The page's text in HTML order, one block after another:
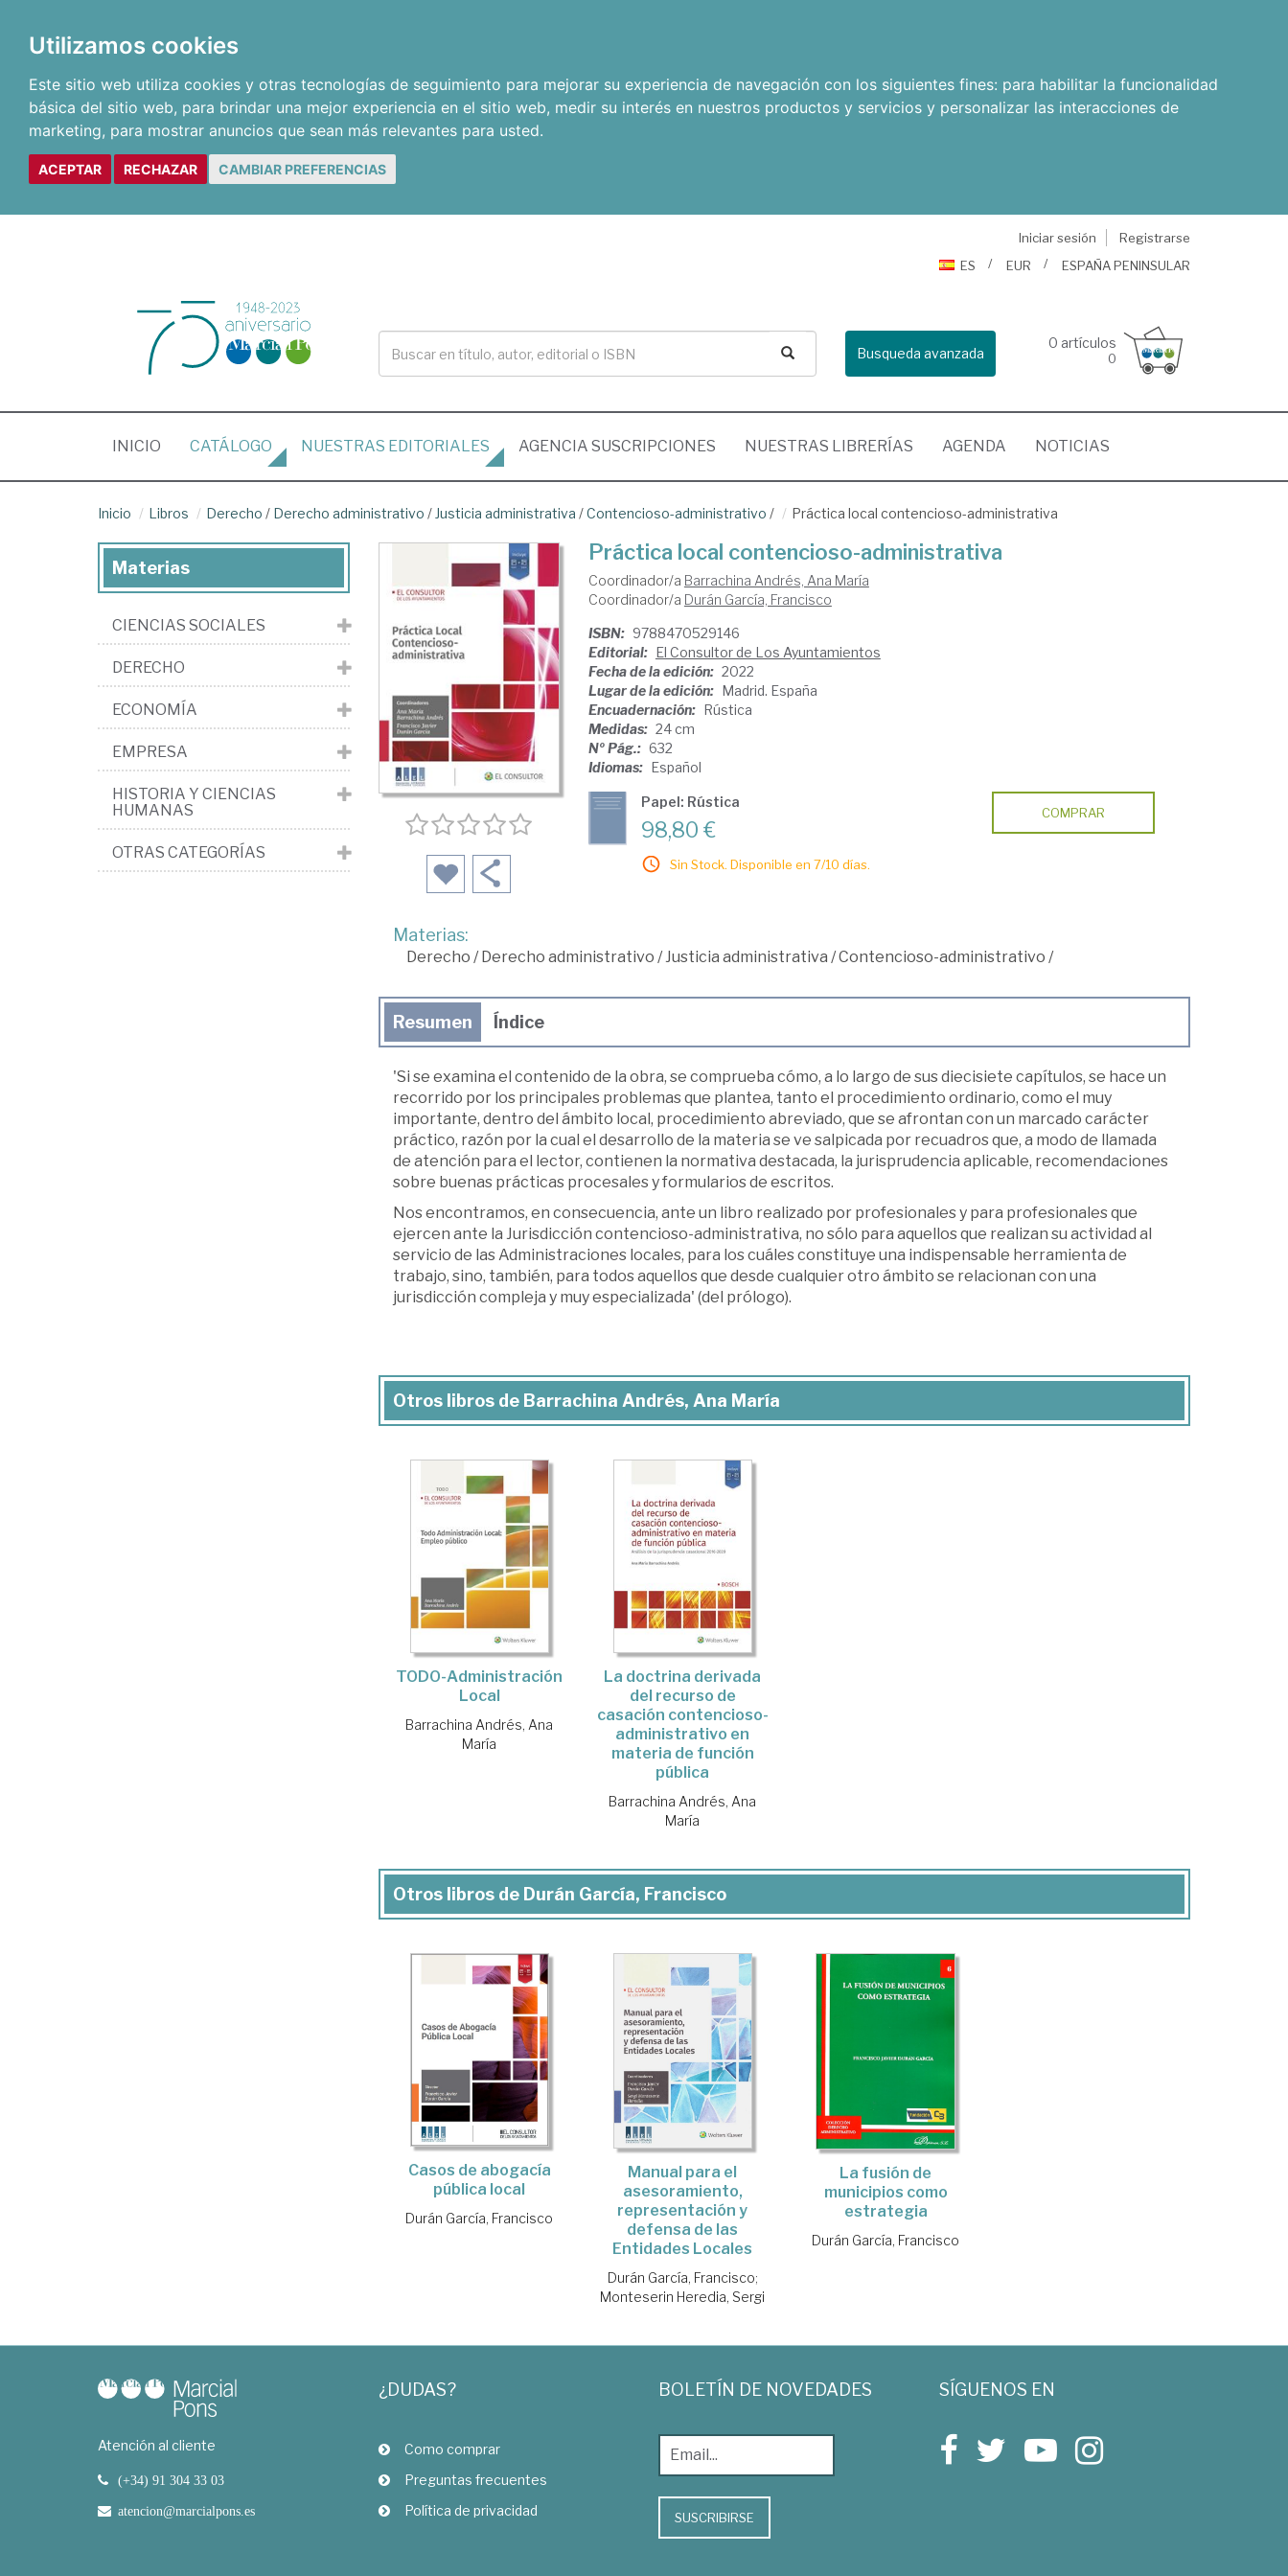
Utilizamos cookies
Este sitio web utiliza cookies y otras tecnologías de seguimiento para mejorar su experiencia de navegación con los siguientes fines: para habilitar la funcionalidad
básica del sitio web, para brindar una mejor experiencia en el sitio web, medir su interés en nuestros productos y servicios y personalizar las interacciones de
marketing, para mostrar anuncios que sean más relevantes para usted.
ACEPTAR RECHAZAR CAMBIAR PREFERENCIAS
Iniciar sesión
Registrarse
ES
EUR ESPAÑA PENINSULAR
Busqueda avanzada
0 artículos
0
INICIO (CURRENT)
CATÁLOGO NUESTRAS EDITORIALES AGENCIA SUSCRIPCIONES NUESTRAS LIBRERÍAS AGENDA NOTICIAS
Inicio Libros Derecho / Derecho administrativo / Justicia administrativa /Contencioso-administrativo / Práctica local contencioso-administrativa
Práctica local contencioso-administrativa
Coordinador/a Barrachina Andrés, Ana María
Coordinador/a Durán García, Francisco
ISBN: 9788470529146
Editorial: El Consultor de Los Ayuntamientos
Fecha de la edición: 2022
Lugar de la edición: Madrid. España
Encuadernación: Rústica
Medidas: 24 cm
Nº Pág.: 632
Idiomas: Español
Papel: Rústica
98,80 €
Sin Stock. Disponible en 7/10 días.
COMPRAR
Materias:
Derecho / Derecho administrativo /Justicia administrativa /Contencioso-administrativo /
Resumen Índice
'Si se examina el contenido de la obra, se comprueba cómo, a lo largo de sus diecisiete capítulos, se hace un
recorrido por los principales problemas que plantea, tanto el procedimiento ordinario, como el muy
importante, dentro del ámbito local, procedimiento abreviado, que se afrontan con un marcado carácter
práctico, razón por la cual el desarrollo de la materia se ve salpicada por recuadros que, a modo de llamada
de atención para el lector, contienen la normativa destacada, la jurisprudencia aplicable, recomendaciones
sobre buenas prácticas procesales y formularios de escritos.
Nos encontramos, en consecuencia, ante un libro realizado por profesionales y para profesionales que
ejercen ante la Jurisdicción contencioso-administrativa, no sólo para aquellos que realizan su actividad al
servicio de las Administraciones locales, para los cuáles constituye una indispensable herramienta de
trabajo, sino, también, para todos aquellos que desde cualquier otro ámbito se relacionan con una
jurisdicción compleja y muy especializada' (del prólogo).
Otros libros de Barrachina Andrés, Ana María
TODO-Administración
Local
Barrachina Andrés, Ana
María
La doctrina derivada
del recurso de
casación contencioso-
administrativo en
materia de función
pública
Barrachina Andrés, Ana
María
Otros libros de Durán García, Francisco
Casos de abogacía
pública local
Durán García, Francisco
Manual para el
asesoramiento,
representación y
defensa de las
Entidades Locales
Durán García, Francisco;
Monteserin Heredia, Sergi
La fusión de
municipios como
estrategia
Durán García, Francisco
Materias
CIENCIAS SOCIALES
DERECHO
ECONOMÍA
EMPRESA
HISTORIA Y CIENCIAS
HUMANAS
OTRAS CATEGORÍAS
Atención al cliente
(+34) 91 304 33 03
atencion@marcialpons.es
¿DUDAS?
Como comprar
Preguntas frecuentes
Política de privacidad
BOLETÍN DE NOVEDADES
SUSCRIBIRSE
SÍGUENOS EN